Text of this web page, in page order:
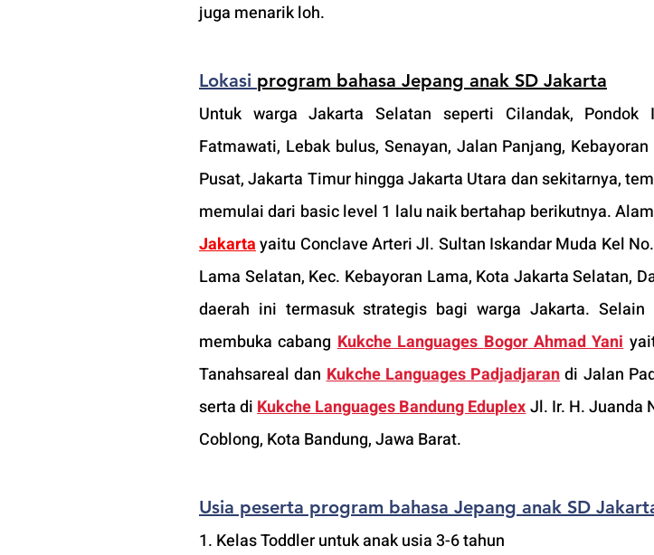
juga menarik loh.
Lokasi program bahasa Jepang anak SD Jakarta
Untuk warga Jakarta Selatan seperti Cilandak, Pondok
Fatmawati, Lebak bulus, Senayan, Jalan Panjang,
Pusat, Jakarta Timur hingga Jakarta Utara dan sekitarnya,
memulai dari basic level 1 lalu naik bertahap berikutnya.
Jakarta yaitu Conclave Arteri Jl. Sultan Iskandar Muda Kel No.
Lama Selatan, Kec. Kebayoran Lama, Kota Jakarta Selatan,
daerah ini termasuk strategis bagi warga Jakarta. Selain
membuka cabang Kukche Languages Bogor Ahmad Yani
Tanahsareal dan Kukche Languages Padjadjarandi Jalan
serta di Kukche Languages Bandung Eduplex Jl. Ir. H. Juanda
Coblong, Kota Bandung, Jawa Barat.
Usia peserta program bahasa Jepang anak SD
1. Kelas Toddler untuk anak usia 3-6 tahun